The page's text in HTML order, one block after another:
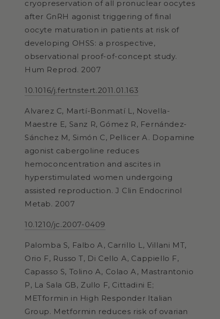
cryopreservation of all pronuclear oocytes
after GnRH agonist triggering of final
oocyte maturation in patients at risk of
developing OHSS: a prospective,
observational proof-of-concept study.
Hum Reprod. 2007
10.1016/j.fertnstert.2011.01.163
Alvarez C, Martí-Bonmatí L, Novella-
Maestre E, Sanz R, Gómez R, Fernández-
Sánchez M, Simón C, Pellicer A. Dopamine
agonist cabergoline reduces
hemoconcentration and ascites in
hyperstimulated women undergoing
assisted reproduction. J Clin Endocrinol
Metab. 2007
10.1210/jc.2007-0409
Palomba S, Falbo A, Carrillo L, Villani MT,
Orio F, Russo T, Di Cello A, Cappiello F,
Capasso S, Tolino A, Colao A, Mastrantonio
P, La Sala GB, Zullo F, Cittadini E;
METformin in High Responder Italian
Group. Metformin reduces risk of ovarian